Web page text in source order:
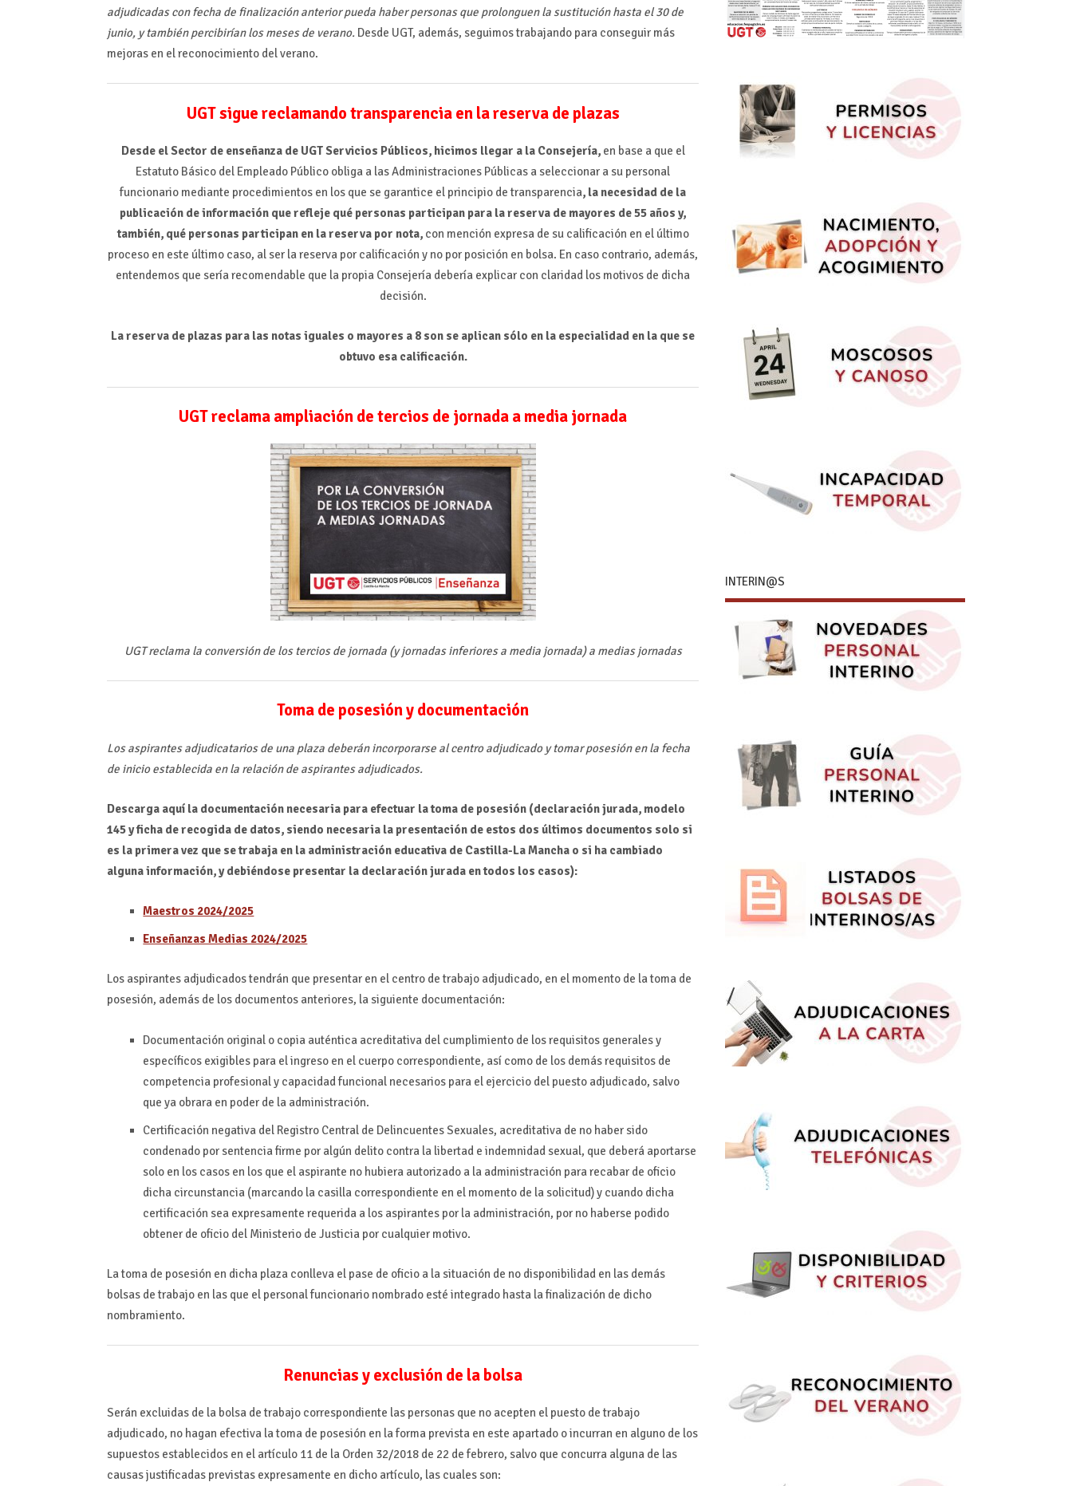
adjudicadas con fecha de finalización anterior pueda haber personas que prolonguen la sustitución hasta el 30 de
junio, y también percibirían los meses de verano. Desde UGT, además, seguimos trabajando para conseguir más
mejoras en el reconocimiento del verano.
UGT sigue reclamando transparencia en la reserva de plazas
Desde el Sector de enseñanza de UGT Servicios Públicos, hicimos llegar a la Consejería, en base a que el
Estatuto Básico del Empleado Público obliga a las Administraciones Públicas a seleccionar a su personal
funcionario mediante procedimientos en los que se garantice el principio de transparencia, la necesidad de la
publicación de información que refleje qué personas participan para la reserva de mayores de 55 años y,
también, qué personas participan en la reserva por nota, con mención expresa de su calificación en el último
proceso en este último caso, al ser la reserva por calificación y no por posición en bolsa. En caso contrario, además,
entendemos que sería recomendable que la propia Consejería debería explicar con claridad los motivos de dicha
decisión.
La reserva de plazas para las notas iguales o mayores a 8 son se aplican sólo en la especialidad en la que se
obtuvo esa calificación.
UGT reclama ampliación de tercios de jornada a media jornada
UGT reclama la conversión de los tercios de jornada (y jornadas inferiores a media jornada) a medias jornadas
Toma de posesión y documentación
Los aspirantes adjudicatarios de una plaza deberán incorporarse al centro adjudicado y tomar posesión en la fecha
de inicio establecida en la relación de aspirantes adjudicados.
Descarga aquí la documentación necesaria para efectuar la toma de posesión (declaración jurada, modelo
145 y ficha de recogida de datos, siendo necesaria la presentación de estos dos últimos documentos solo si
es la primera vez que se trabaja en la administración educativa de Castilla-La Mancha o si ha cambiado
alguna información, y debiéndose presentar la declaración jurada en todos los casos):
Maestros 2024/2025
Enseñanzas Medias 2024/2025
Los aspirantes adjudicados tendrán que presentar en el centro de trabajo adjudicado, en el momento de la toma de
posesión, además de los documentos anteriores, la siguiente documentación:
Documentación original o copia auténtica acreditativa del cumplimiento de los requisitos generales y
específicos exigibles para el ingreso en el cuerpo correspondiente, así como de los demás requisitos de
competencia profesional y capacidad funcional necesarios para el ejercicio del puesto adjudicado, salvo
que ya obrara en poder de la administración.
Certificación negativa del Registro Central de Delincuentes Sexuales, acreditativa de no haber sido
condenado por sentencia firme por algún delito contra la libertad e indemnidad sexual, que deberá aportarse
solo en los casos en los que el aspirante no hubiera autorizado a la administración para recabar de oficio
dicha circunstancia (marcando la casilla correspondiente en el momento de la solicitud) y cuando dicha
certificación sea expresamente requerida a los aspirantes por la administración, por no haberse podido
obtener de oficio del Ministerio de Justicia por cualquier motivo.
La toma de posesión en dicha plaza conlleva el pase de oficio a la situación de no disponibilidad en las demás
bolsas de trabajo en las que el personal funcionario nombrado esté integrado hasta la finalización de dicho
nombramiento.
Renuncias y exclusión de la bolsa
Serán excluidas de la bolsa de trabajo correspondiente las personas que no acepten el puesto de trabajo
adjudicado, no hagan efectiva la toma de posesión en la forma prevista en este apartado o incurran en alguno de los
supuestos establecidos en el artículo 11 de la Orden 32/2018 de 22 de febrero, salvo que concurra alguna de las
causas justificadas previstas expresamente en dicho artículo, las cuales son:
INTERIN@S